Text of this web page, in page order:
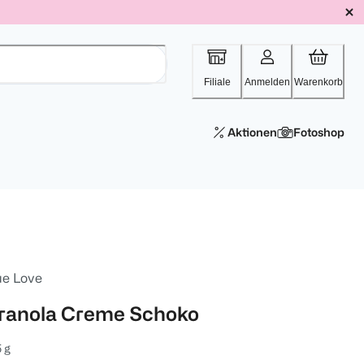
Filiale Anmelden Warenkorb
Aktionen Fotoshop
Love
Creme Schoko
g